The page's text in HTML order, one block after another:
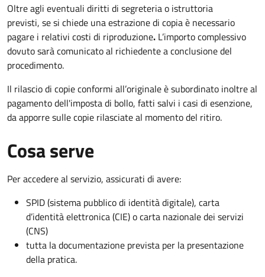
Oltre agli eventuali diritti di segreteria o istruttoria
previsti, se si chiede una estrazione di copia è necessario
pagare i relativi costi di riproduzione. L’importo complessivo
dovuto sarà comunicato al richiedente a conclusione del
procedimento.
Il rilascio di copie conformi all’originale è subordinato inoltre al
pagamento dell'imposta di bollo, fatti salvi i casi di esenzione,
da apporre sulle copie rilasciate al momento del ritiro.
Cosa serve
Per accedere al servizio, assicurati di avere:
SPID (sistema pubblico di identità digitale), carta
d’identità elettronica (CIE) o carta nazionale dei servizi
(CNS)
tutta la documentazione prevista per la presentazione
della pratica.